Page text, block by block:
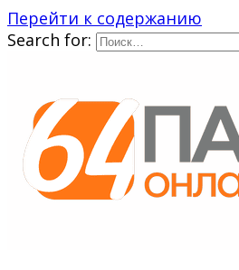
Перейти к содержанию
Search for: